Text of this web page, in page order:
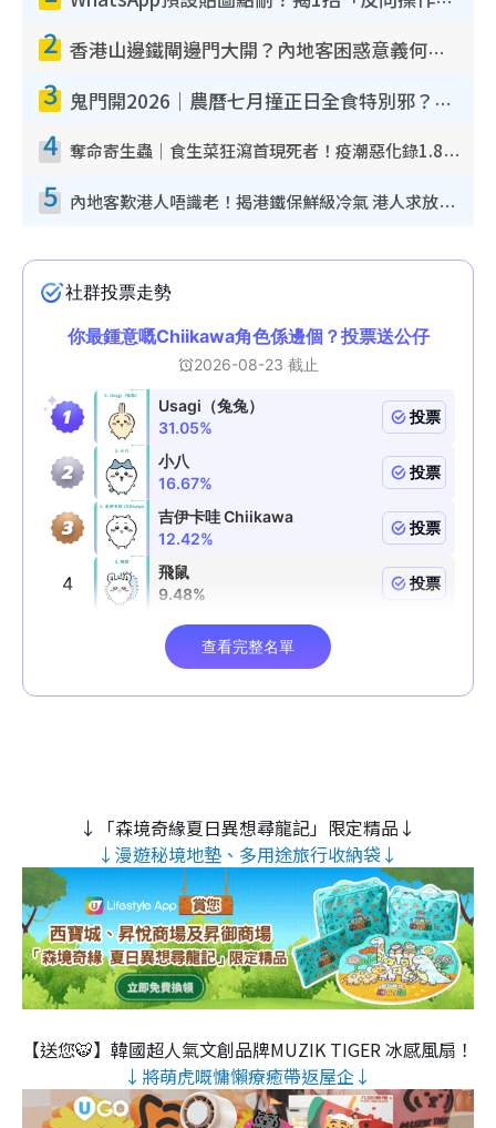
2 香港山邊鐵閘邊門大開？內地客困惑意義何在！網民神回覆：呢種叫法理性防禦
3 鬼門開2026｜農曆七月撞正日全食特別邪？專家警告切忌做一事！揭4大禁忌+2招保平安
4 奪命寄生蟲｜食生菜狂瀉首現死者！疫潮惡化錄1.8萬宗病例 揭洗菜3大謬誤
5 內地客歎港人唔識老！揭港鐵保鮮級冷氣 港人求放過：咪投訴
↓「森境奇緣夏日異想尋龍記」限定精品↓
↓漫遊秘境地墊、多用途旅行收納袋↓
【送您🐯】韓國超人氣文創品牌MUZIK TIGER 冰感風扇！
↓將萌虎嘅慵懶療癒帶返屋企↓